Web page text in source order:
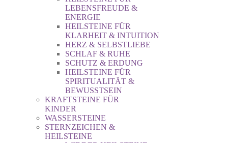
LEBENSFREUDE &
ENERGIE
HEILSTEINE FÜR
KLARHEIT & INTUITION
HERZ & SELBSTLIEBE
SCHLAF & RUHE
SCHUTZ & ERDUNG
HEILSTEINE FÜR
SPIRITUALITÄT &
BEWUSSTSEIN
KRAFTSTEINE FÜR
KINDER
WASSERSTEINE
STERNZEICHEN &
HEILSTEINE